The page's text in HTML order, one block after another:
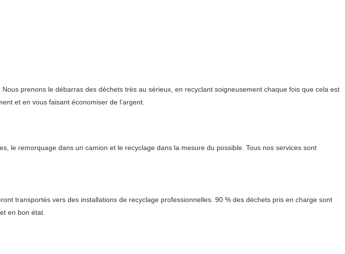
prenons le débarras des déchets très au sérieux, en recyclant soigneusement chaque fois que cela est
et en vous faisant économiser de l’argent.
le remorquage dans un camion et le recyclage dans la mesure du possible. Tous nos services sont
transportés vers des installations de recyclage professionnelles. 90 % des déchets pris en charge sont
en bon état.